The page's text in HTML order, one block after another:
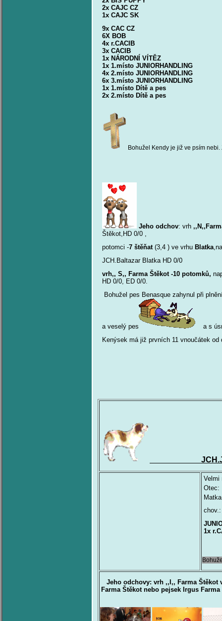
2x CAJC CZ
1x CAJC SK
9x CAC CZ
6X
4x r.CACIB
3x CACIB
1x NÁRODNÍ VÍTĚZ
1x 1.místo JUNIORHANDLING
4x 2.místo JUNIORHANDLING
6x 3.místo JUNIORHANDLING
1x 1.místo Dítě a pes
2x 2.místo Dítě a pes
Bohužel Kendy je již ve psím
Jeho odchov: vrh
Štěkot,HD 0/0 ,
potomci -7 štěňat(3,4 ) ve vrhu Blatka
JCH.Baltazar Blatka HD 0/0
vrh,, S,, Farma Štěkot -10 potomků,
HD 0/0, ED 0/0.
Bohužel pes Benasque zahynul při
a veselý pes
a s
Kenýsek má již prvních 11 vnoučátek
Velmi
Otec:
Matka
chov.:
1x
Jeho odchovy: vrh ,,I,, Farma Štěkot
Farma Štěkot nebo pejsek Irgus